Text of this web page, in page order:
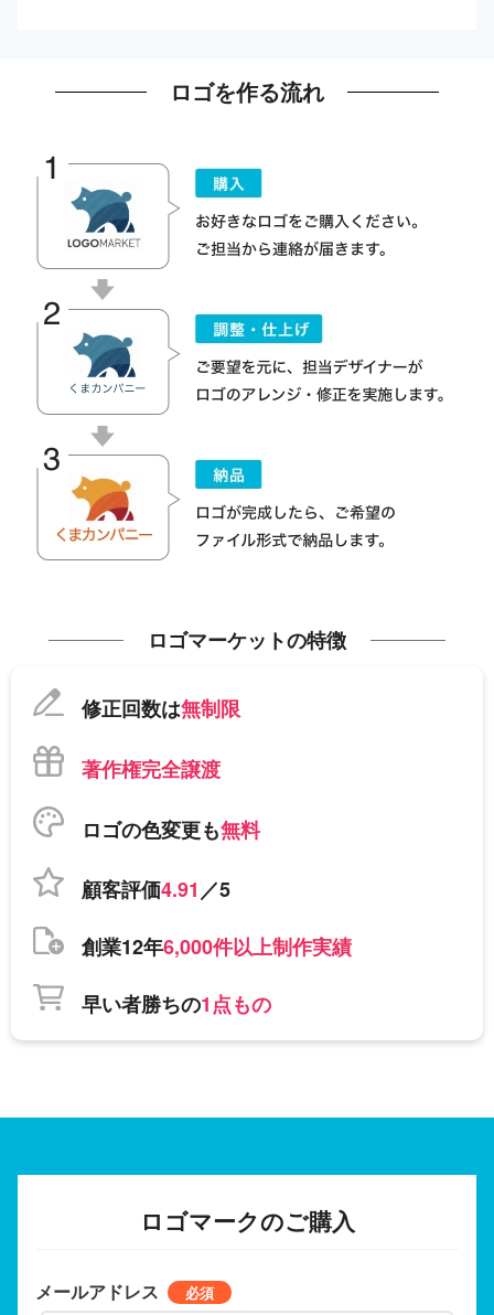
ロゴを作る流れ
ロゴマーケットの特徴
修正回数は無制限
著作権完全譲渡
ロゴの色変更も無料
顧客評価4.91／5
創業12年6,000件以上制作実績
早い者勝ちの1点もの
ロゴマークのご購入
メールアドレス